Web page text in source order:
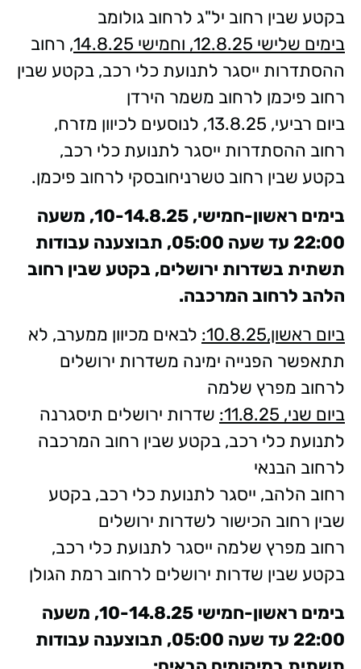
בקטע שבין רחוב יל"ג לרחוב גולומב
בימים שלישי 12.8.25, וחמישי 14.8.25
, רחוב
ההסתדרות ייסגר לתנועת כלי רכב, בקטע שבין
רחוב פיכמן לרחוב משמר הירדן
ביום רביעי, 13.8.25, לנוסעים לכיוון מזרח,
רחוב ההסתדרות ייסגר לתנועת כלי רכב,
בקטע שבין רחוב טשרניחובסקי לרחוב פיכמן.
בימים ראשון-חמישי, 10-14.8.25, משעה
22:00 עד שעה 05:00, תבוצענה עבודות
תשתית בשדרות ירושלים, בקטע שבין רחוב
הלהב לרחוב המרכבה.
ביום ראשון,10.8.25:
לבאים מכיוון ממערב, לא
תתאפשר הפנייה ימינה משדרות ירושלים
לרחוב מפרץ שלמה
ביום שני, 11.8.25:
שדרות ירושלים תיסגרנה
לתנועת כלי רכב, בקטע שבין רחוב המרכבה
לרחוב הבנאי
רחוב הלהב, ייסגר לתנועת כלי רכב, בקטע
שבין רחוב הכישור לשדרות ירושלים
רחוב מפרץ שלמה ייסגר לתנועת כלי רכב,
בקטע שבין שדרות ירושלים לרחוב רמת הגולן
בימים ראשון-חמישי 10-14.8.25, משעה
22:00 עד שעה 05:00, תבוצענה עבודות